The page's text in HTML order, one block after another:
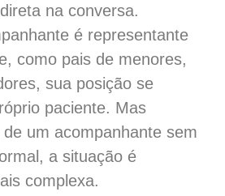
na conversa.
é representante
como pais de menores,
sua posição se
paciente. Mas
um acompanhante sem
a situação é
complexa.